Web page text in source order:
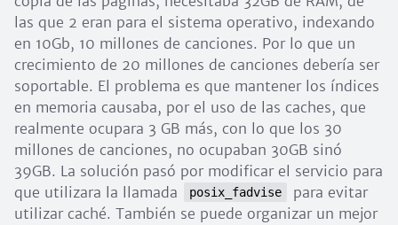
las que 2 eran para el sistema operativo, indexando
en 10Gb, 10 millones de canciones. Por lo que un
crecimiento de 20 millones de canciones debería ser
soportable. El problema es que mantener los índices
en memoria causaba, por el uso de las caches, que
realmente ocupara 3 GB más, con lo que los 30
millones de canciones, no ocupaban 30GB sinó
39GB. La solución pasó por modificar el servicio para
que utilizara la llamada
posix_fadvise
para evitar
utilizar caché. También se puede organizar un mejor